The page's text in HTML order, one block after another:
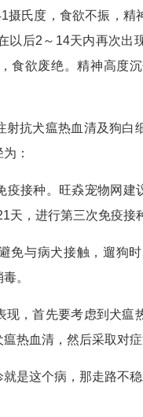
摄氏度，食欲不振，
以后2～14天内再次出
食欲废绝。精神高度
射抗犬瘟热血清及狗
：
疫接种。旺猋宠物网
天，进行第三次免疫接
免与病犬接触，遛狗
。
现，首先要考虑到犬
热血清，然后采取对症
是这个病，那走路不